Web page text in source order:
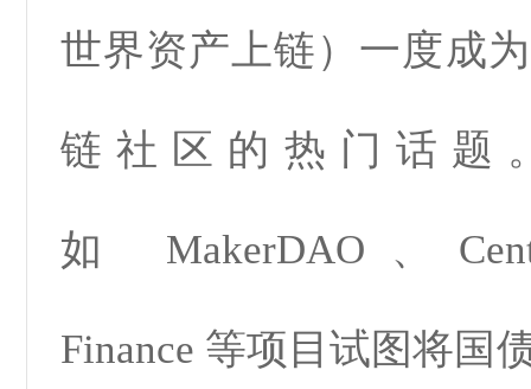
世界资产上链）一度成
链社区的热门话题
如 MakerDAO 、
Finance 等项目试图将国